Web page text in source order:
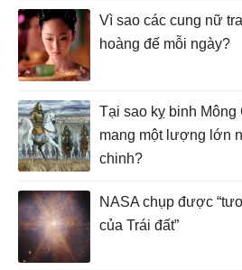
Vì sao các cung nữ
hoàng đế mỗi ngày?
Tại sao kỵ binh
mang một lượng lớn
chinh?
NASA chụp được
của Trái đất”